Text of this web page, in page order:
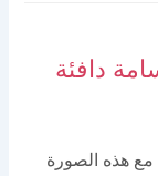
دافئة
هذه الصورة